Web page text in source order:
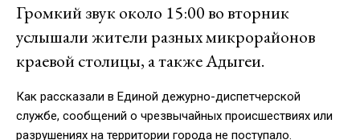
Громкий звук около 15:00 во вторник
услышали жители разных микрорайонов
краевой столицы, а также Адыгеи.
Как рассказали в Единой дежурно-диспетчерской
службе, сообщений о чрезвычайных происшествиях или
разрушениях на территории города не поступало.